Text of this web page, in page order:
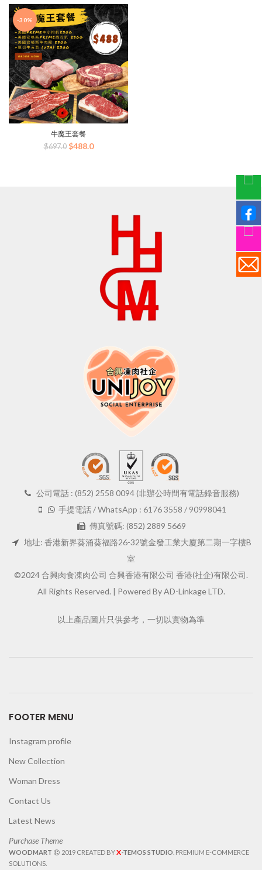
價
格：
$4,282.0。
價
格：
$2,998.0。
-30%
牛魔王套餐
$697.0 原
$488.0目
公司電話 : (852) 2558 0094 (非辦公時間有電話錄音服務)
手提電話 / WhatsApp : 6176 3558 / 90998041
傳真號碼: (852) 2889 5669
地址: 香港新界葵涌葵福路26-32號金發工業大廈第二期一字樓B
室
©2024 合興肉食凍肉公司 合興香港有限公司 香港(社企)有限公司.
All Rights Reserved. | Powered By AD-Linkage LTD.
以上產品圖片只供參考，一切以實物為準
FOOTER MENU
Instagram profile
New Collection
Woman Dress
Contact Us
Latest News
Purchase Theme
WOODMART 2019 CREATED BYX-TEMOS STUDIO . PREMIUM E-COMMERCE
SOLUTIONS.